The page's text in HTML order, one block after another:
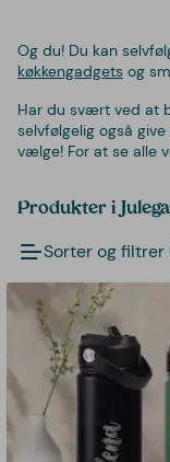
Og du! Du kan
køkkengadgets og
Har du svært ved at
selvfølgelig også
vælge! For at se alle
Produkter i
Sorter og filtrer